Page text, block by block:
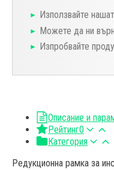
Използвайте
Можете да ни
Изпробвайте
Описание и
Рейтинг0
Категория
Редукционна рамка за